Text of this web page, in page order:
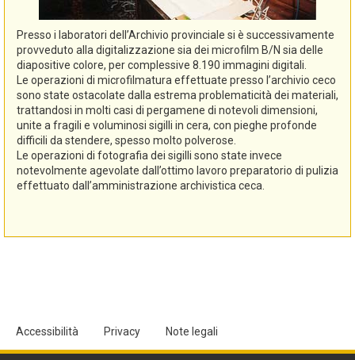
Presso i laboratori dell’Archivio provinciale si è successivamente
provveduto alla digitalizzazione sia dei microfilm B/N sia delle
diapositive colore, per complessive 8.190 immagini digitali.
Le operazioni di microfilmatura effettuate presso l’archivio ceco
sono state ostacolate dalla estrema problematicità dei materiali,
trattandosi in molti casi di pergamene di notevoli dimensioni,
unite a fragili e voluminosi sigilli in cera, con pieghe profonde
difficili da stendere, spesso molto polverose.
Le operazioni di fotografia dei sigilli sono state invece
notevolmente agevolate dall’ottimo lavoro preparatorio di pulizia
effettuato dall’amministrazione archivistica ceca.
Accessibilità Privacy Note legali